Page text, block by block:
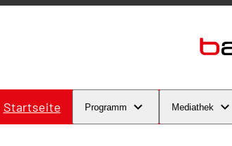
Startseite Programm Mediathek